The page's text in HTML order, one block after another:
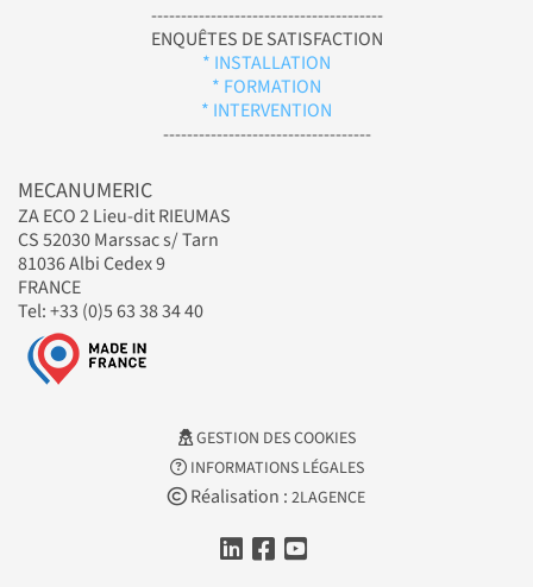
---------------------------------------
ENQUÊTES DE SATISFACTION
* INSTALLATION
* FORMATION
* INTERVENTION
-----------------------------------
MECANUMERIC
ZA ECO 2 Lieu-dit RIEUMAS
CS 52030 Marssac s/ Tarn
81036 Albi Cedex 9
FRANCE
Tel: +33 (0)5 63 38 34 40
GESTION DES COOKIES
INFORMATIONS LÉGALES
Réalisation : 2LAGENCE